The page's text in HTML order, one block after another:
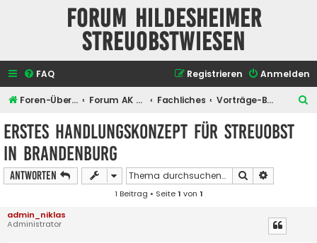
Forum Hildesheimer
Streuobstwiesen
FAQ Anmelden
Registrieren
Foren-Übersicht Forum AK Hildesheimer Streuobstwiesen Fachliches Vorträge-Berichte
Erstes Handlungskonzept für Streuobst
in Brandenburg
Antworten Suche
1 Beitrag • Seite1 von 1
admin_niklas
Administrator